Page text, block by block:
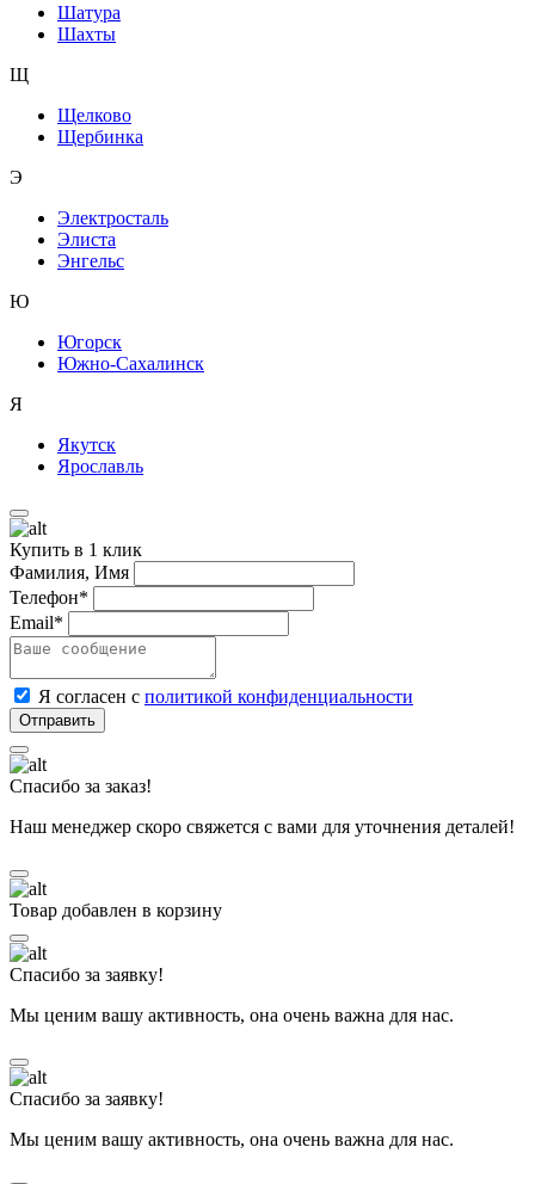
Шатура
Шахты
Щ
Щелково
Щербинка
Э
Электросталь
Элиста
Энгельс
Ю
Югорск
Южно-Сахалинск
Я
Якутск
Ярославль
Купить в 1 клик
Фамилия, Имя
Телефон*
Email*
Я согласен с политикой конфиденциальности
Спасибо за заказ!
Наш менеджер скоро свяжется с вами для уточнения деталей!
Товар добавлен в корзину
Спасибо за заявку!
Мы ценим вашу активность, она очень важна для нас.
Спасибо за заявку!
Мы ценим вашу активность, она очень важна для нас.